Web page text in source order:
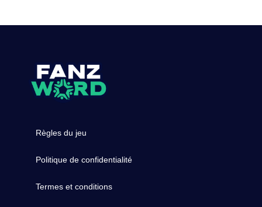
Règles du jeu
Politique de confidentialité
Termes et conditions